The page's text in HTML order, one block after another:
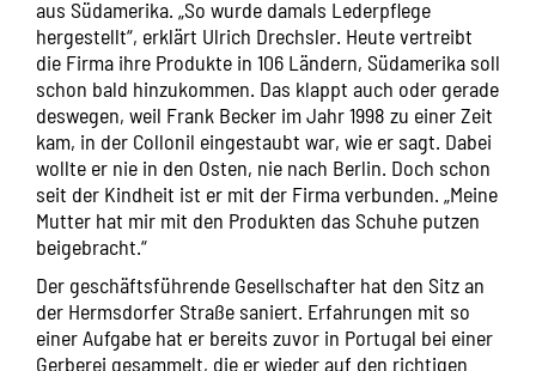
aus Südamerika. „So wurde damals Lederpflege
hergestellt“, erklärt Ulrich Drechsler. Heute vertreibt
die Firma ihre Produkte in 106 Ländern, Südamerika soll
schon bald hinzukommen. Das klappt auch oder gerade
deswegen, weil Frank Becker im Jahr 1998 zu einer Zeit
kam, in der Collonil eingestaubt war, wie er sagt. Dabei
wollte er nie in den Osten, nie nach Berlin. Doch schon
seit der Kindheit ist er mit der Firma verbunden. „Meine
Mutter hat mir mit den Produkten das Schuhe putzen
beigebracht.“
Der geschäftsführende Gesellschafter hat den Sitz an
der Hermsdorfer Straße saniert. Erfahrungen mit so
einer Aufgabe hat er bereits zuvor in Portugal bei einer
Gerberei gesammelt, die er wieder auf den richtigen